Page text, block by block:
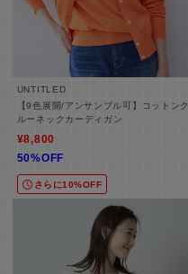
UNTITLED
【9色展開/アンサンブル可】コットンク
ルーネックカーディガン
¥8,800
50%OFF
さらに10%OFF